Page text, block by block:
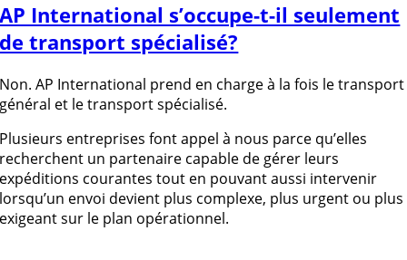
AP International s’occupe-t-il seulement
de transport spécialisé?
Non. AP International prend en charge à la fois le transport
général et le transport spécialisé.
Plusieurs entreprises font appel à nous parce qu’elles
recherchent un partenaire capable de gérer leurs
expéditions courantes tout en pouvant aussi intervenir
lorsqu’un envoi devient plus complexe, plus urgent ou plus
exigeant sur le plan opérationnel.